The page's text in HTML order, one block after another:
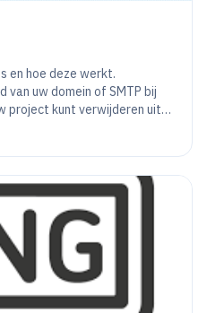
en hoe deze werkt.
van uw domein of SMTP bij
project kunt verwijderen uit
over hoe u kunt voorkomen